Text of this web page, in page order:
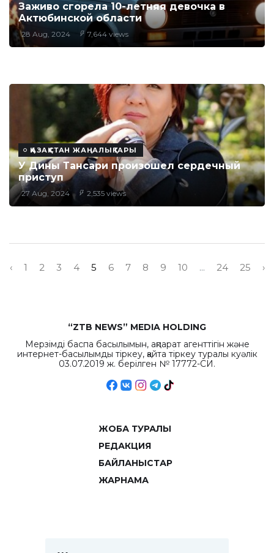
Заживо сгорела 10-летняя девочка в
Актюбинской области
28 Aug, 2024 7,644 views
ҚАЗАҚСТАН ЖАҢАЛЫҚТАРЫ
У Дины Тансари произошел сердечный
приступ
27 Aug, 2024 2,535 views
‹ 1 2 3 4 5 6 7 8 9 10 ... 24 25 ›
“ZTB NEWS” MEDIA HOLDING
Мерзімді баспа басылымын, ақпарат агенттігін және
интернет-басылымды тіркеу, қайта тіркеу туралы куәлік
03.07.2019 ж. берілген № 17772-СИ.
ЖОБА ТУРАЛЫ
РЕДАКЦИЯ
БАЙЛАНЫСТАР
ЖАРНАМА